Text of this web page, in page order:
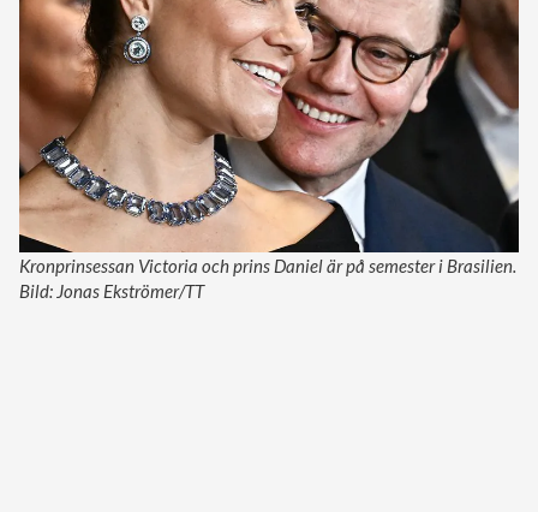
Kronprinsessan Victoria och prins Daniel är på semester i Brasilien.
Bild: Jonas Ekströmer/TT